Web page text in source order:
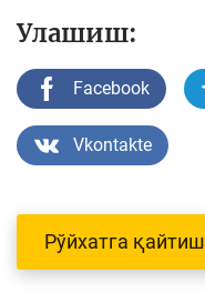
Улашиш:
Facebook
Vkontakte
Рўйхатга қайтиш